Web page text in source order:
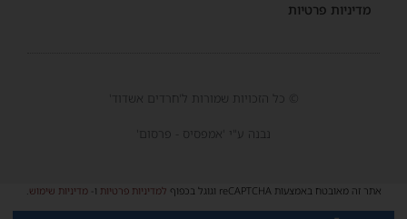
מדיניות פרטיות
© כל הזכויות שמורות ל'חרדים אשדוד'
נבנה ע"י 'אמפסיס - פרסום'
אתר זה מאובטח באמצעות reCAPTCHA וגוגל בכפוף למדיניות פרטיות ו-מדיניות שימוש.